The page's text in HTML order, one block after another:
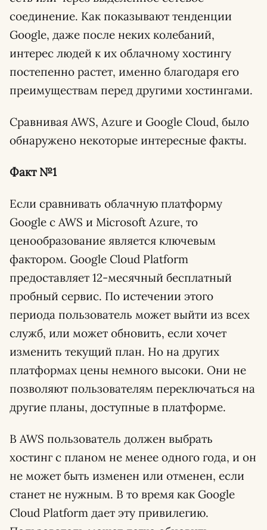
соединение. Как показывают тенденции
Google, даже после неких колебаний,
интерес людей к их облачному хостингу
постепенно растет, именно благодаря его
преимуществам перед другими хостингами.
Сравнивая AWS, Azure и Google Cloud, было
обнаружено некоторые интересные факты.
Факт №1
Если сравнивать облачную платформу
Google с AWS и Microsoft Azure, то
ценообразование является ключевым
фактором. Google Cloud Platform
предоставляет 12-месячный бесплатный
пробный сервис. По истечении этого
периода пользователь может выйти из всех
служб, или может обновить, если хочет
изменить текущий план. Но на других
платформах цены немного высоки. Они не
позволяют пользователям переключаться на
другие планы, доступные в платформе.
В AWS пользователь должен выбрать
хостинг с планом не менее одного года, и он
не может быть изменен или отменен, если
станет не нужным. В то время как Google
Cloud Platform дает эту привилегию.